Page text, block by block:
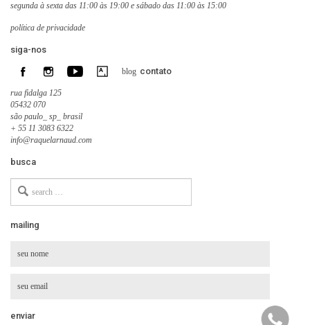
segunda à sexta das 11:00 às 19:00 e sábado das 11:00 às 15:00
política de privacidade
siga-nos
blog contato
rua fidalga 125
05432 070
são paulo_ sp_ brasil
+ 55 11 3083 6322
info@raquelarnaud.com
busca
for
mailing